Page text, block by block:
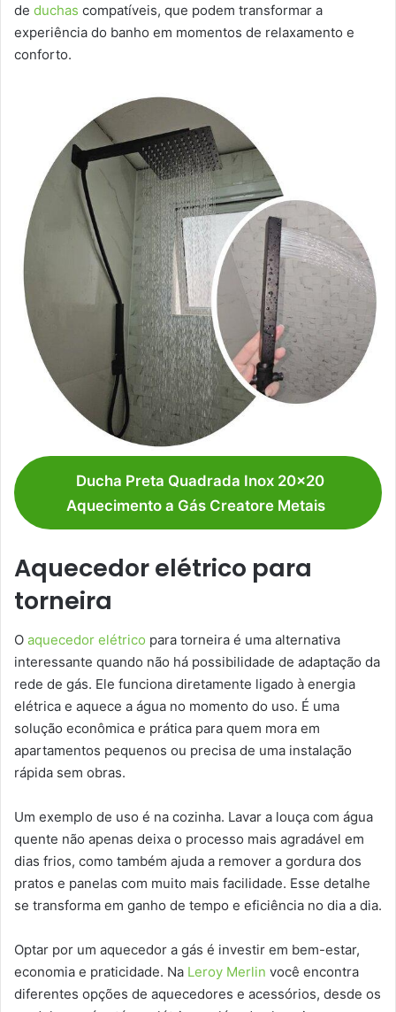
de duchas compatíveis, que podem transformar a
experiência do banho em momentos de relaxamento e
conforto.
Ducha Preta Quadrada Inox 20×20
Aquecimento a Gás Creatore Metais
Aquecedor elétrico para
torneira
O aquecedor elétrico para torneira é uma alternativa
interessante quando não há possibilidade de adaptação da
rede de gás. Ele funciona diretamente ligado à energia
elétrica e aquece a água no momento do uso. É uma
solução econômica e prática para quem mora em
apartamentos pequenos ou precisa de uma instalação
rápida sem obras.
Um exemplo de uso é na cozinha. Lavar a louça com água
quente não apenas deixa o processo mais agradável em
dias frios, como também ajuda a remover a gordura dos
pratos e panelas com muito mais facilidade. Esse detalhe
se transforma em ganho de tempo e eficiência no dia a dia.
Optar por um aquecedor a gás é investir em bem-estar,
economia e praticidade. Na Leroy Merlin você encontra
diferentes opções de aquecedores e acessórios, desde os